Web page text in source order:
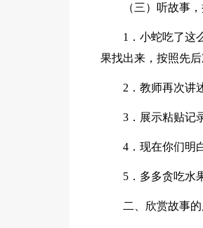
（三）听故事
1．小蛇吃了这
果找出来，按照先
2．教师再次讲
3．展示粘贴记
4．现在你们明
5．多多贪吃水
二、欣赏故事